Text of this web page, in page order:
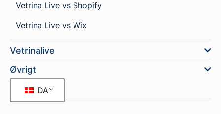
Vetrina Live vs Shopify
Vetrina Live vs Wix
Vetrinalive
Øvrigt
DA